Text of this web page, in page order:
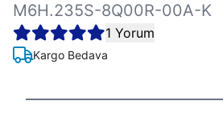
M6H.235S-8Q00R-00A-K
1 Yorum
Kargo Bedava